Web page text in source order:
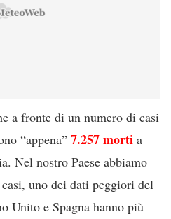
a fronte di un numero di casi
“appena” 7.257 morti a
Nel nostro Paese abbiamo
uno dei dati peggiori del
Unito e Spagna hanno più